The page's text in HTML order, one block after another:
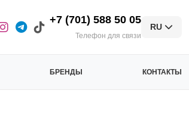
+7 (701) 588 50 05
Телефон для связи
RU
БРЕНДЫ КОНТАКТЫ